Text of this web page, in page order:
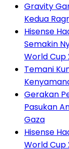
Gravity
Kedua
Hisense
Semakin
World Cup
Temani
Gerakan
Pasukan
Gaza
Hisense
World Cup